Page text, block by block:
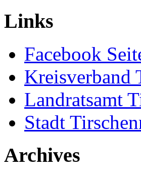
Links
Facebook
Kreisverband
Landratsamt
Stadt
Archives